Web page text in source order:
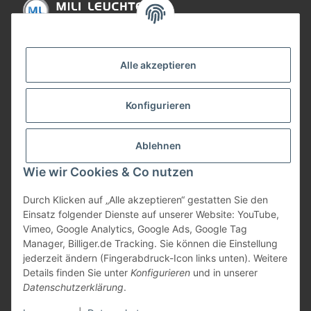
Alle akzeptieren
Konfigurieren
Ablehnen
Wie wir Cookies & Co nutzen
Durch Klicken auf „Alle akzeptieren“ gestatten Sie den
Einsatz folgender Dienste auf unserer Website: YouTube,
Vimeo, Google Analytics, Google Ads, Google Tag
Manager, Billiger.de Tracking. Sie können die Einstellung
jederzeit ändern (Fingerabdruck-Icon links unten). Weitere
Details finden Sie unter Konfigurieren und in unserer
Datenschutzerklärung.
Gesetzliche Informationen
Bezahlung
Vertrag widerrufen